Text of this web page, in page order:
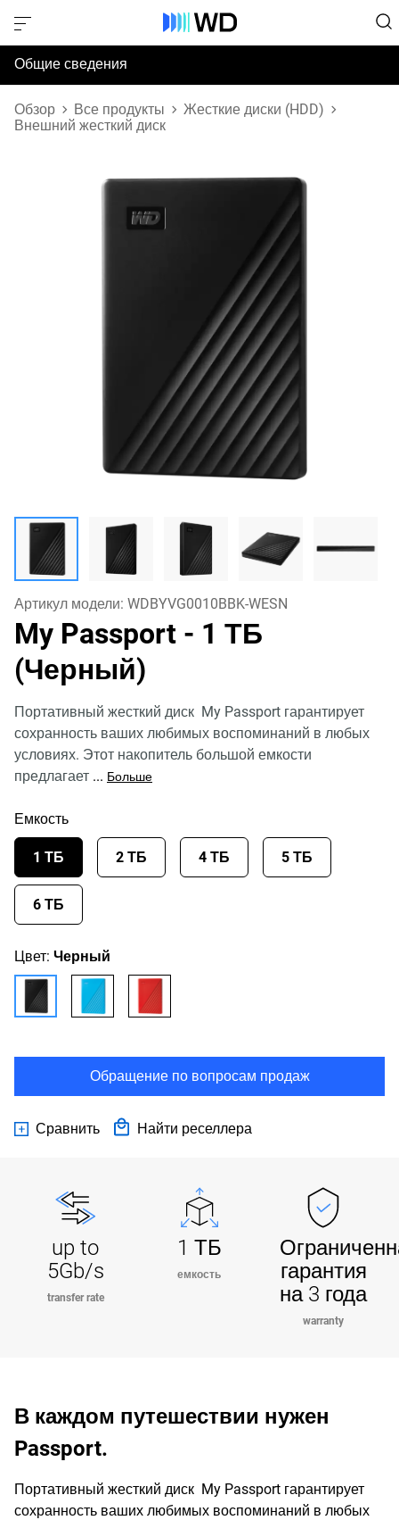
Общие сведения
Технические характеристики
Обзор Все продукты
Жесткие диски (HDD)
Внешний жесткий диск
Артикул модели: WDBYVG0010BBK-WESN
My Passport - 1 ТБ
(Черный)
Портативный жесткий диск My Passport гарантирует
сохранность ваших любимых воспоминаний в любых
условиях. Этот накопитель большой емкости
предлагает ... Больше
Емкость
1 ТБ 2 ТБ 4 ТБ 5 ТБ
6 ТБ
Цвет: Черный
Обращение по вопросам продаж
Сравнить Найти реселлера
up to
5Gb/s
transfer rate
1 ТБ
емкость
гарантия
на 3 года
warranty
В каждом путешествии нужен
Passport.
Портативный жесткий диск My Passport гарантирует
сохранность ваших любимых воспоминаний в любых